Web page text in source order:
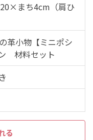
まち4cm（肩ひ
革小物【ミニポシ
材料セット
る